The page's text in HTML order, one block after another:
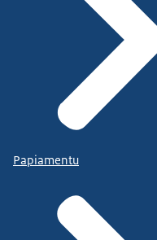
Papiamentu